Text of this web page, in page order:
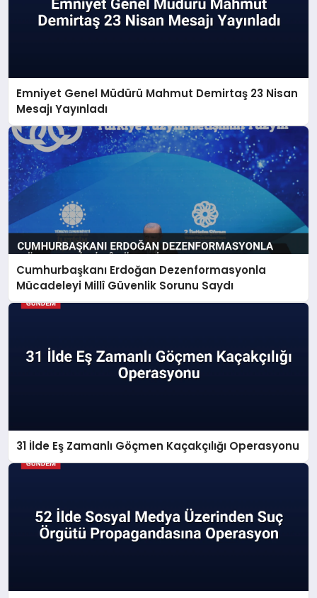
Emniyet Genel Müdürü Mahmut Demirtaş 23 Nisan
Mesajı Yayınladı
Cumhurbaşkanı Erdoğan Dezenformasyonla
Mücadeleyi Millî Güvenlik Sorunu Saydı
31 İlde Eş Zamanlı Göçmen Kaçakçılığı Operasyonu